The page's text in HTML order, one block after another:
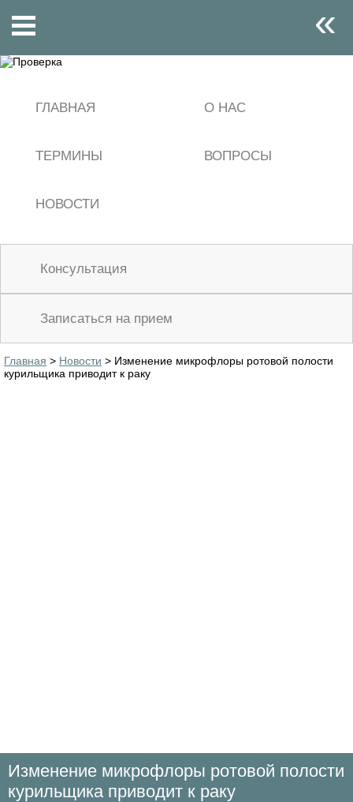
«
ГЛАВНАЯ О НАС
ТЕРМИНЫ ВОПРОСЫ
НОВОСТИ
Консультация
Записаться на прием
Главная > Новости > Изменение микрофлоры ротовой полости
курильщика приводит к раку
Изменение микрофлоры ротовой полости
курильщика приводит к раку